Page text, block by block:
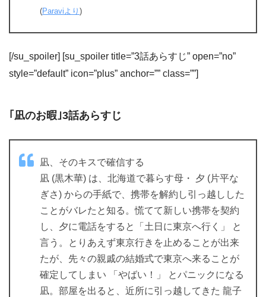
(Paraviより )
[/su_spoiler] [su_spoiler title=”3話あらすじ” open=”no”
style=”default” icon=”plus” anchor=”” class=””]
｢凪のお暇｣3話あらすじ
凪、そのキスで確信する
凪 (黒木華) は、北海道で暮らす母・ 夕 (片平な
ぎさ) からの手紙で、携帯を解約し引っ越しした
ことがバレたと知る。慌てて新しい携帯を契約
し、夕に電話をすると「土日に東京へ行く」 と
言う。とりあえず東京行きを止めることが出来
たが、先々の親戚の結婚式で東京へ来ることが
確定してしまい 「やばい！」 とパニックになる
凪。部屋を出ると、近所に引っ越してきた 龍子